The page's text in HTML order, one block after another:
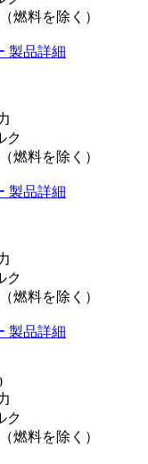
燃料を除く）
製品詳細
ク
燃料を除く）
製品詳細
ク
燃料を除く）
製品詳細
ク
燃料を除く）